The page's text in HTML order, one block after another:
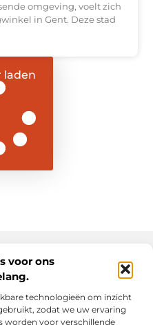
voor ons
technologieën om inzicht
zodat we uw ervaring
worden voor verschillende
omgeving, voelt zich
in Gent. Deze stad
laden